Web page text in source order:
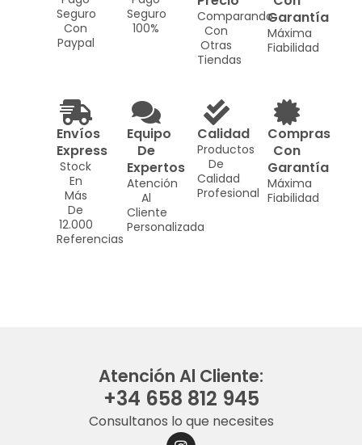
Seguro
Con
Paypal
Seguro
100%
Comparando
Con
Otras
Tiendas
Garantía
Máxima
Fiabilidad
Envíos
Express
Stock
En
Más
De
12.000
Referencias
Equipo
De
Expertos
Atención
Al
Cliente
Personalizada
Calidad
Productos
De
Calidad
Profesional
Compras
Con
Garantía
Máxima
Fiabilidad
Atención Al Cliente:
+34 658 812 945
Consultanos lo que necesites